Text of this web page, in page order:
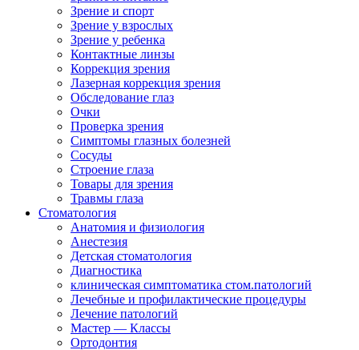
Зрение и спорт
Зрение у взрослых
Зрение у ребенка
Контактные линзы
Коррекция зрения
Лазерная коррекция зрения
Обследование глаз
Очки
Проверка зрения
Симптомы глазных болезней
Сосуды
Строение глаза
Товары для зрения
Травмы глаза
Стоматология
Анатомия и физиология
Анестезия
Детская стоматология
Диагностика
клиническая симптоматика стом.патологий
Лечебные и профилактические процедуры
Лечение патологий
Мастер — Классы
Ортодонтия